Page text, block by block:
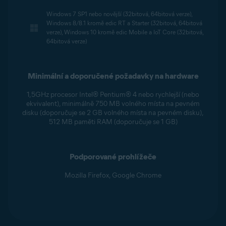
Windows 7 SP1 nebo novější (32bitová, 64bitová verze),
Windows 8/8.1 kromě edic RT a Starter (32bitová, 64bitová
verze), Windows 10 kromě edic Mobile a IoT Core (32bitová,
64bitová verze)
Minimální a doporučené požadavky na hardware
1,5GHz procesor Intel® Pentium® 4 nebo rychlejší (nebo
ekvivalent), minimálně 750 MB volného místa na pevném
disku (doporučuje se 2 GB volného místa na pevném disku),
512 MB paměti RAM (doporučuje se 1 GB)
Podporované prohlížeče
Mozilla Firefox, Google Chrome